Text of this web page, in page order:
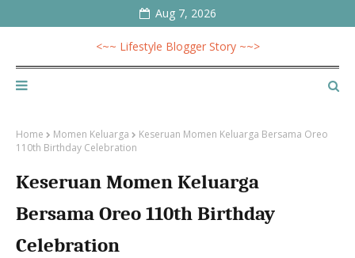
Aug 7, 2026
<~~ Lifestyle Blogger Story ~~>
Home Momen Keluarga
Keseruan Momen Keluarga Bersama Oreo
110th Birthday Celebration
Keseruan Momen Keluarga
Bersama Oreo 110th Birthday
Celebration